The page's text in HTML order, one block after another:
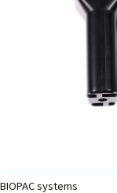
BIOPAC systems